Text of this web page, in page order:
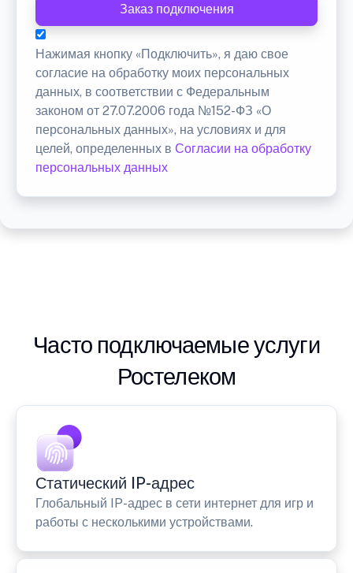
Заказ подключения
Нажимая кнопку «Подключить», я даю свое
согласие на обработку моих персональных
данных, в соответствии с Федеральным
законом от 27.07.2006 года №152-ФЗ «О
персональных данных», на условиях и для
целей, определенных в Согласии на обработку
персональных данных
Часто подключаемые услуги
Ростелеком
Статический IP-адрес
Глобальный IP-адрес в сети интернет для игр и
работы с несколькими устройствами.